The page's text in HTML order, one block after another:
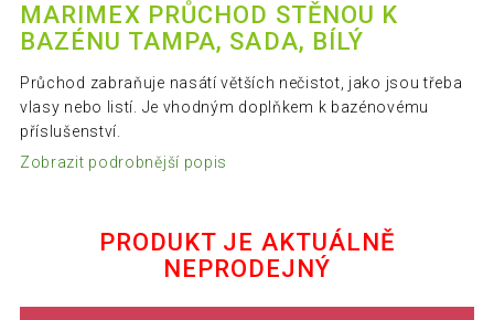
MARIMEX PRŮCHOD STĚNOU K
BAZÉNU TAMPA, SADA, BÍLÝ
Průchod zabraňuje nasátí větších nečistot, jako jsou třeba
vlasy nebo listí. Je vhodným doplňkem k bazénovému
příslušenství.
Zobrazit podrobnější popis
PRODUKT JE AKTUÁLNĚ
NEPRODEJNÝ